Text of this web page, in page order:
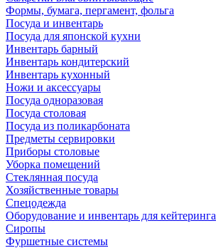
Формы, бумага, пергамент, фольга
Посуда и инвентарь
Посуда для японской кухни
Инвентарь барный
Инвентарь кондитерский
Инвентарь кухонный
Ножи и аксессуары
Посуда одноразовая
Посуда столовая
Посуда из поликарбоната
Предметы сервировки
Приборы столовые
Уборка помещений
Стеклянная посуда
Хозяйственные товары
Спецодежда
Оборудование и инвентарь для кейтеринга
Сиропы
Фуршетные системы